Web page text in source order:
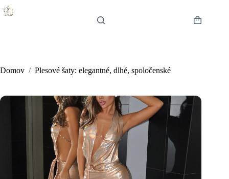
Skip
to
Shopping
Domov / Plesové šaty: elegantné, dlhé, spoločenské